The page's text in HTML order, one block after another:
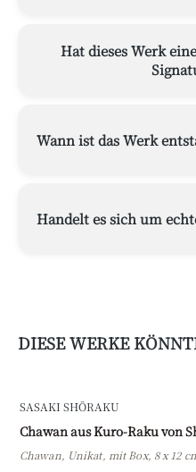
Hat dieses Werk
Wann ist das Werk
Handelt es sich um
DIESE WERKE
SASAKI SHŌRAKU
Chawan aus Kuro-Raku von
Chawan, Unikat, mit Box, 8 x 12